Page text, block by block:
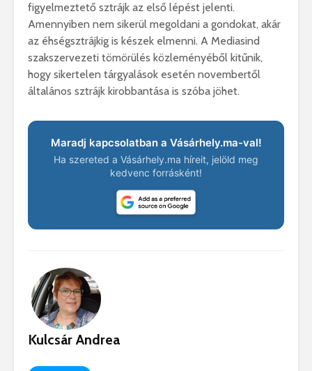
figyelmeztető sztrájk az első lépést jelenti.
Amennyiben nem sikerül megoldani a gondokat, akár
az éhségsztrájkig is készek elmenni. A Mediasind
szakszervezeti tömörülés közleményéből kitűnik,
hogy sikertelen tárgyalások esetén novembertől
általános sztrájk kirobbantása is szóba jöhet.
Maradj kapcsolatban a Vásárhely.ma-val!
Ha szereted a Vásárhely.ma híreit, jelöld meg
kedvenc forrásként!
Kulcsár Andrea